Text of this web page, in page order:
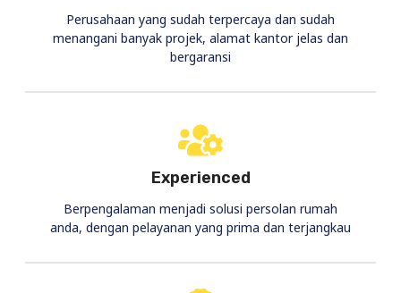
Perusahaan yang sudah terpercaya dan sudah
menangani banyak projek, alamat kantor jelas dan
bergaransi
Experienced
Berpengalaman menjadi solusi persolan rumah
anda, dengan pelayanan yang prima dan terjangkau